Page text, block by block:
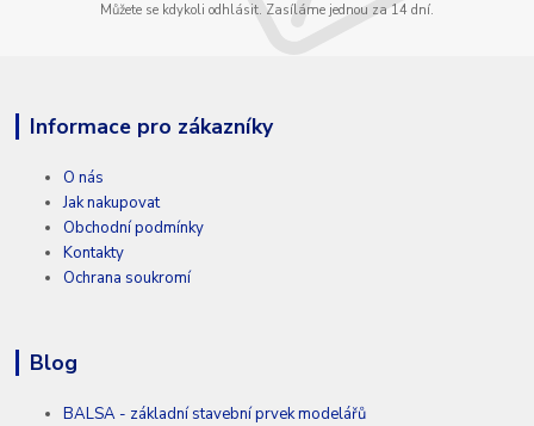
Můžete se kdykoli odhlásit. Zasíláme jednou za 14 dní.
Informace pro zákazníky
O nás
Jak nakupovat
Obchodní podmínky
Kontakty
Ochrana soukromí
Blog
BALSA - základní stavební prvek modelářů